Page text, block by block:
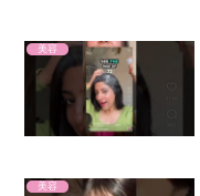
美容
美容